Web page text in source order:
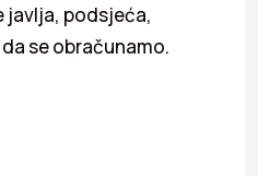
javlja, podsjeća,
se obračunamo.